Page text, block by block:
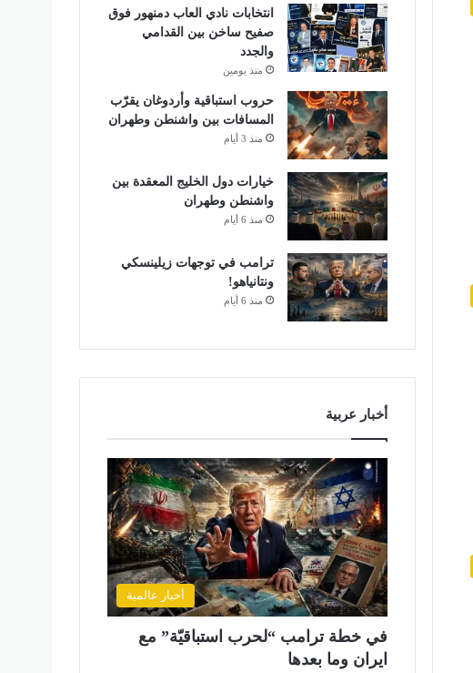
انتخابات نادي العاب دمنهور فوق
صفيح ساخن بين القدامي
والجدد
منذ يومين
حروب استباقية وأردوغان يقرّب
المسافات بين واشنطن وطهران
منذ 3 أيام
خيارات دول الخليج المعقدة بين
واشنطن وطهران
منذ 6 أيام
ترامب في توجهات زيلينسكي
ونتانياهو!
منذ 6 أيام
أخبار عربية
أخبار عالمية
في خطة ترامب “لحرب استباقيّة” مع
ايران وما بعدها